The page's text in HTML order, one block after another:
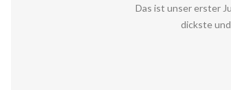
Das ist unser erster
dickste